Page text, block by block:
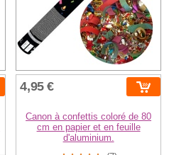
4,95 €
Canon à confettis coloré de 80
cm en papier et en feuille
d'aluminium.